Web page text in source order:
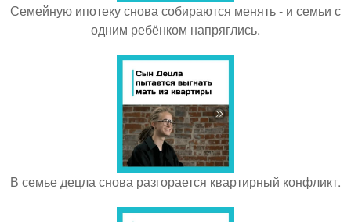
Семейную ипотеку снова собираются менять - и семьи с
одним ребёнком напряглись.
В семье децла снова разгорается квартирный конфликт.